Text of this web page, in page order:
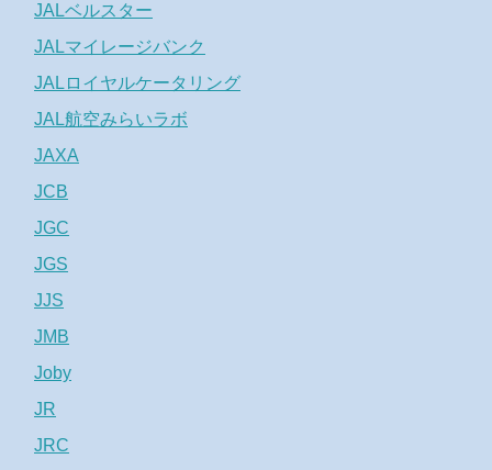
JALベルスター
JALマイレージバンク
JALロイヤルケータリング
JAL航空みらいラボ
JAXA
JCB
JGC
JGS
JJS
JMB
Joby
JR
JRC